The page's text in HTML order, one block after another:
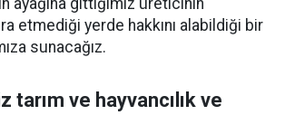
ayağına gittiğimiz üreticinin
etmediği yerde hakkını alabildiği bir
sunacağız.
tarım ve hayvancılık ve